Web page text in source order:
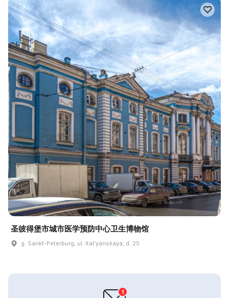
圣彼得堡市城市医学预防中心卫生博物馆
g. Sankt-Peterburg, ul. Italʹyanskaya, d. 25